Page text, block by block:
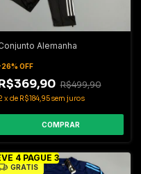
Alemanha
26% OFF
R$499,90
xde R$184,95sem juros
COMPRAR
4 PAGUE 3
GRÁTIS